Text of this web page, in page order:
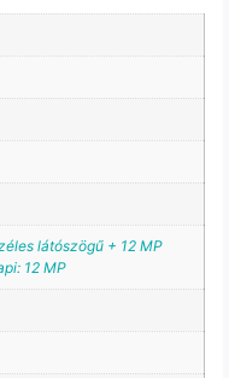
látószögű + 12 MP
12 MP